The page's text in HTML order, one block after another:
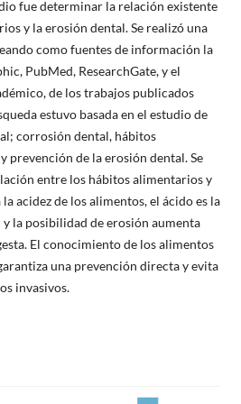
fue determinar la relación existente
y la erosión dental. Se realizó una
como fuentes de información la
PubMed, ResearchGate, y el
de los trabajos publicados
estuvo basada en el estudio de
corrosión dental, hábitos
de la erosión dental. Se
entre los hábitos alimentarios y
acidez de los alimentos, el ácido es la
la posibilidad de erosión aumenta
El conocimiento de los alimentos
una prevención directa y evita
invasivos.